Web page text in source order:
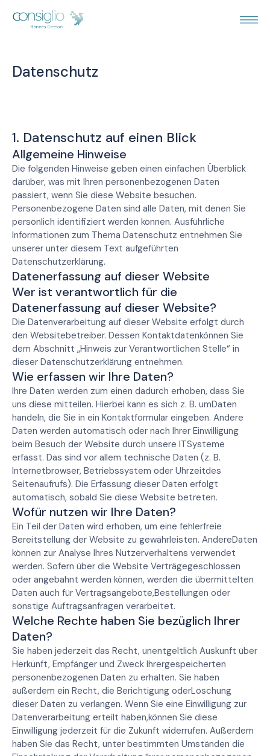
Datenschutz
1. Datenschutz auf einen Blick
Allgemeine Hinweise
Die folgenden Hinweise geben einen einfachen Überblick
darüber, was mit Ihren personenbezogenen Daten
passiert, wenn Sie diese Website besuchen.
Personenbezogene Daten sind alle Daten, mit denen Sie
persönlich identifiziert werden können. Ausführliche
Informationen zum Thema Datenschutz entnehmen Sie
unserer unter diesem Text aufgeführten
Datenschutzerklärung.
Datenerfassung auf dieser Website
Wer ist verantwortlich für die
Datenerfassung auf dieser Website?
Die Datenverarbeitung auf dieser Website erfolgt durch
den Websitebetreiber. Dessen Kontaktdatenkönnen Sie
dem Abschnitt „Hinweis zur Verantwortlichen Stelle“ in
dieser Datenschutzerklärung entnehmen.
Wie erfassen wir Ihre Daten?
Ihre Daten werden zum einen dadurch erhoben, dass Sie
uns diese mitteilen. Hierbei kann es sich z. B. umDaten
handeln, die Sie in ein Kontaktformular eingeben. Andere
Daten werden automatisch oder nach Ihrer Einwilligung
beim Besuch der Website durch unsere ITSysteme
erfasst. Das sind vor allem technische Daten (z. B.
Internetbrowser, Betriebssystem oder Uhrzeitdes
Seitenaufrufs). Die Erfassung dieser Daten erfolgt
automatisch, sobald Sie diese Website betreten.
Wofür nutzen wir Ihre Daten?
Ein Teil der Daten wird erhoben, um eine fehlerfreie
Bereitstellung der Website zu gewährleisten. AndereDaten
können zur Analyse Ihres Nutzerverhaltens verwendet
werden. Sofern über die Website Verträgegeschlossen
oder angebahnt werden können, werden die übermittelten
Daten auch für Vertragsangebote,Bestellungen oder
sonstige Auftragsanfragen verarbeitet.
Welche Rechte haben Sie bezüglich Ihrer
Daten?
Sie haben jederzeit das Recht, unentgeltlich Auskunft über
Herkunft, Empfänger und Zweck Ihrergespeicherten
personenbezogenen Daten zu erhalten. Sie haben
außerdem ein Recht, die Berichtigung oderLöschung
dieser Daten zu verlangen. Wenn Sie eine Einwilligung zur
Datenverarbeitung erteilt haben,können Sie diese
Einwilligung jederzeit für die Zukunft widerrufen. Außerdem
haben Sie das Recht, unter bestimmten Umständen die